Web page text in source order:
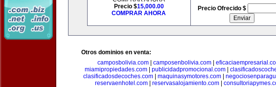
Precio $15,000.00
COMPRAR AHORA
Precio Ofrecido $
Otros dominios en venta:
camposbolivia.com| camposenbolivia.com|
miamipropiedades.com
publicidadpromocional.com
clasificadosdecoches.com
maquinasymotores.com
reservaenhotel.com| reservasalojamiento.com|